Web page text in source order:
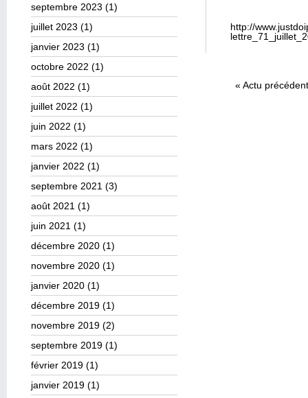
septembre 2023 (1)
juillet 2023 (1)
janvier 2023 (1)
octobre 2022 (1)
août 2022 (1)
juillet 2022 (1)
juin 2022 (1)
mars 2022 (1)
janvier 2022 (1)
septembre 2021 (3)
août 2021 (1)
juin 2021 (1)
décembre 2020 (1)
novembre 2020 (1)
janvier 2020 (1)
décembre 2019 (1)
novembre 2019 (2)
septembre 2019 (1)
février 2019 (1)
janvier 2019 (1)
http://
« Actu